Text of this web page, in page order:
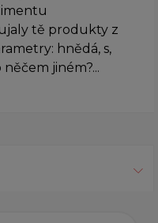
tě produkty z
hnědá, s,
jiném?...